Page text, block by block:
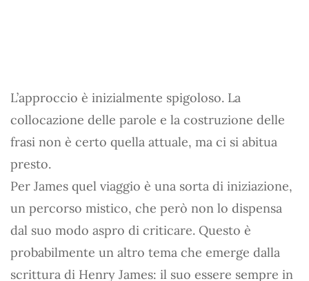
L’approccio è inizialmente spigoloso. La
collocazione delle parole e la costruzione delle
frasi non è certo quella attuale, ma ci si abitua
presto.
Per James quel viaggio è una sorta di iniziazione,
un percorso mistico, che però non lo dispensa
dal suo modo aspro di criticare. Questo è
probabilmente un altro tema che emerge dalla
scrittura di Henry James: il suo essere sempre in